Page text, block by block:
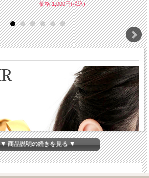
価格:1,000円(税込)
▼ 商品説明の続きを見る ▼